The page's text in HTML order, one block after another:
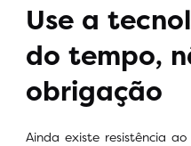
Use a
do tempo,
obrigação
Ainda existe resistência